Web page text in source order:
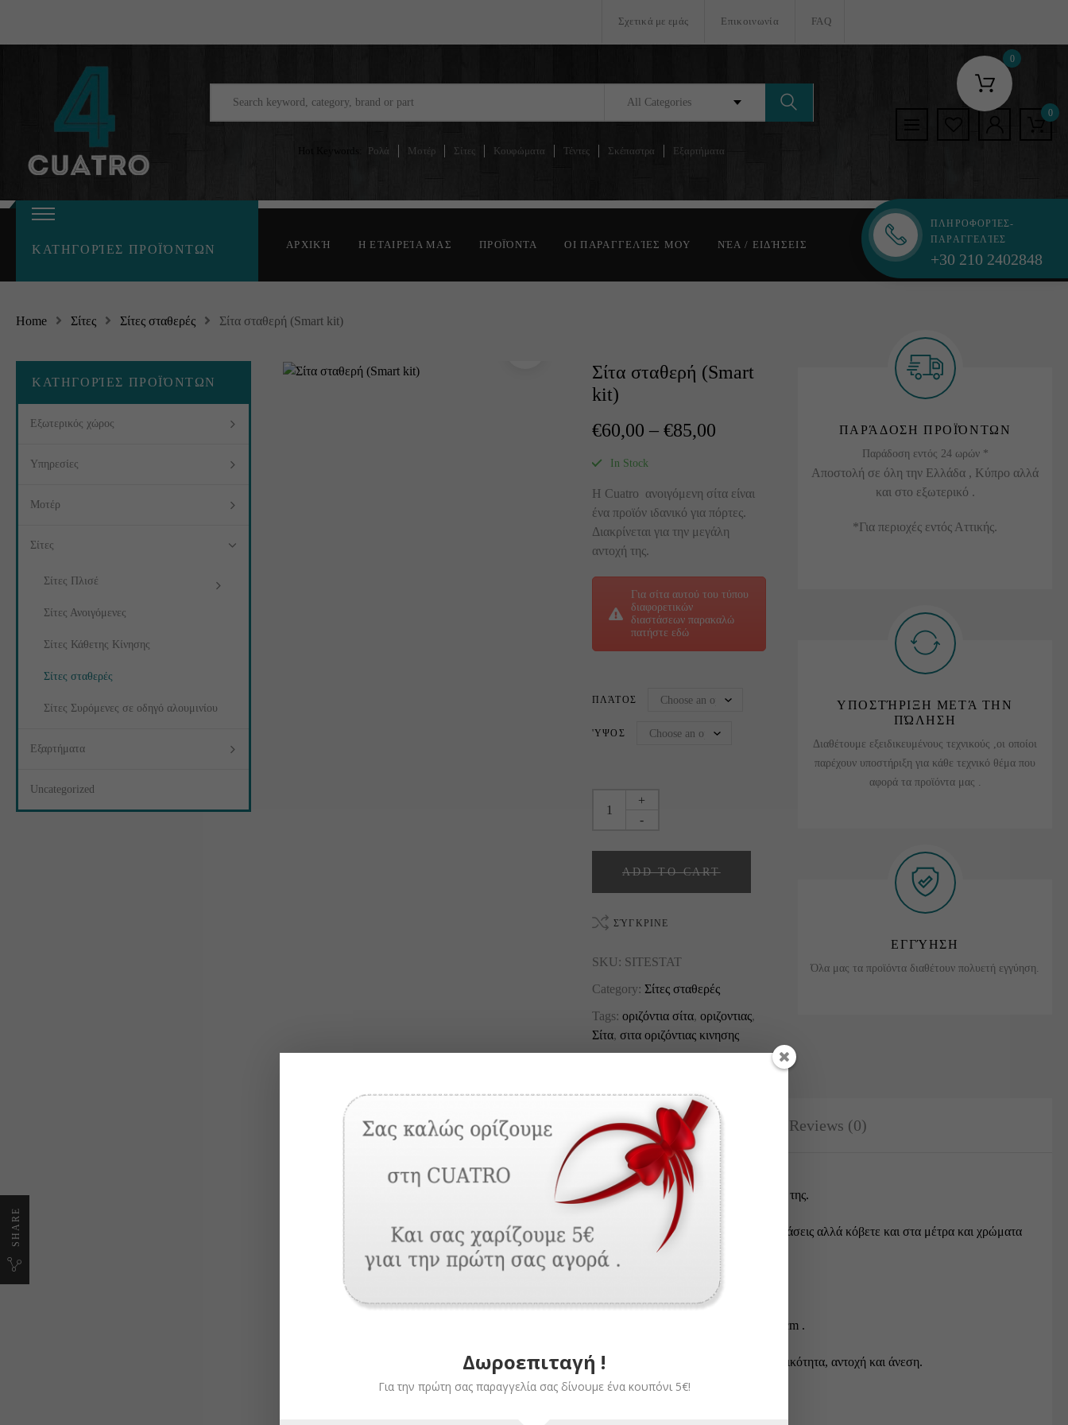
Σχετικά με εμάς Επικοινωνία FAQ
All Categories
Hot Keywords: Ρολά Μοτέρ Σίτες Κουφώματα Τέντες Σκέπαστρα Εξαρτήματα
0
0
ΚΑΤΗΓΟΡΊΕΣ ΠΡΟΪΌΝΤΩΝ ΑΡΧΙΚΉ Η ΕΤΑΙΡΕΊΑ ΜΑΣ ΠΡΟΪΌΝΤΑ ΟΙ ΠΑΡΑΓΓΕΛΊΕΣ ΜΟΥ ΝΈΑ / ΕΙΔΉΣΕΙΣ
ΠΛΗΡΟΦΟΡΊΕΣ-
ΠΑΡΑΓΓΕΛΊΕΣ
+30 210 2402848
Home Σίτες Σίτες σταθερές Σίτα σταθερή (Smart kit)
Σίτα σταθερή (Smart
kit)
€60,00 – €85,00
In Stock
Η Cuatro ανοιγόμενη σίτα είναι
ένα προϊόν ιδανικό για πόρτες.
Διακρίνεται για την μεγάλη
αντοχή της.
Για σίτα αυτού του τύπου
διαφορετικών
διαστάσεων παρακαλώ
πατήστε εδώ
SHARE
ΠΛΆΤΟΣ
'ΥΨΟΣ
-
+
ADD TO CART
ΣΎΓΚΡΙΝΕ
SKU: SITESTAT
Category: Σίτες σταθερές
Tags: οριζόντια σίτα, οριζοντιας,
Σίτα, σιτα οριζόντιας κινησης
ΠΑΡΆΔΟΣΗ ΠΡΟΪΌΝΤΩΝ
Παράδοση εντός 24 ωρών *
Αποστολή σε όλη την Ελλάδα , Κύπρο αλλά
και στο εξωτερικό .
*Για περιοχές εντός Αττικής.
ΥΠΟΣΤΉΡΙΞΗ ΜΕΤΆ ΤΗΝ
ΠΏΛΗΣΗ
Διαθέτουμε εξειδικευμένους τεχνικούς ,οι οποίοι
παρέχουν υποστήριξη για κάθε τεχνικό θέμα που
αφορά τα προϊόντα μας .
ΕΓΓΎΗΣΗ
Όλα μας τα προϊόντα διαθέτουν πολυετή εγγύηση.
Description Additional information Reviews (0)
Η Cuatro σταθερή σίτα είναι ένα προϊόν ιδανικό για πόρτες. Διακρίνεται για την μεγάλη αντοχή της.
Τα υλικά της είναι προφίλ αλουμίνιο για το τελάρο το οποίο διατίθεται σε τυποποιημένες διαστάσεις αλλά κόβετε και στα μέτρα και χρώματα
που επιθυμεί ο πελάτης.
Το πανί είναι μεγάλης αντοχής από fiberglass.
Συνοδεύεται μαγνήτη, γωνιές συνδέσεως αλουμινίου , μεντεσέδες επαναφοράς και ταμπλά 12cm .
Οι σίτες cuatro παρέχουν προστασία από έντομα και σκόνες ταυτόχρονα προσφέρουν λειτουργικότητα, αντοχή και άνεση.
ΚΑΤΗΓΟΡΊΕΣ ΠΡΟΪΌΝΤΩΝ
Εξωτερικός χώρος
Υπηρεσίες
Μοτέρ
Σίτες
Σίτες Πλισέ
Σίτες Ανοιγόμενες
Σίτες Κάθετης Κίνησης
Σίτες σταθερές
Σίτες Συρόμενες σε οδηγό αλουμινίου
Εξαρτήματα
Uncategorized
Δωροεπιταγή !
Για την πρώτη σας παραγγελία σας δίνουμε ένα κουπόνι 5€!